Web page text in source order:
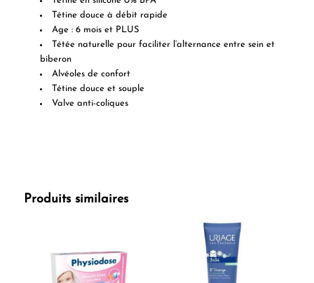
Tétine douce à débit rapide
Age : 6 mois et PLUS
Tétée naturelle pour faciliter l’alternance entre sein et
biberon
Alvéoles de confort
Tétine douce et souple
Valve anti-coliques
Produits similaires